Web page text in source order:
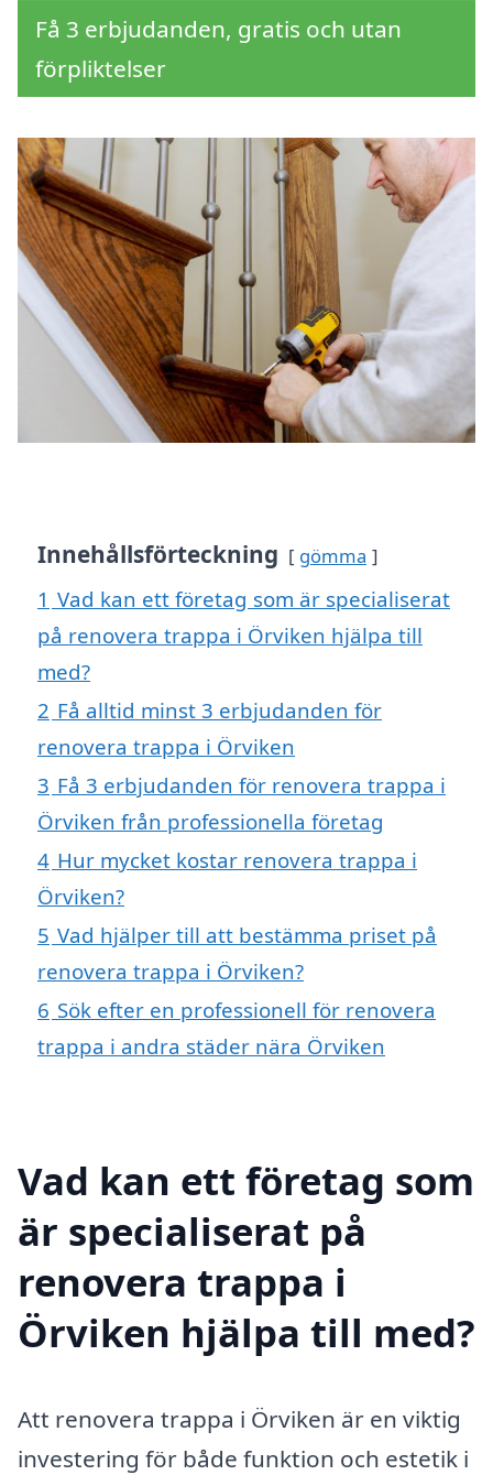
Få 3 erbjudanden, gratis och utan
förpliktelser
Innehållsförteckning gömma
1 Vad kan ett företag som är specialiserat
på renovera trappa i Örviken hjälpa till
med?
2 Få alltid minst 3 erbjudanden för
renovera trappa i Örviken
3 Få 3 erbjudanden för renovera trappa i
Örviken från professionella företag
4 Hur mycket kostar renovera trappa i
Örviken?
5 Vad hjälper till att bestämma priset på
renovera trappa i Örviken?
6 Sök efter en professionell för renovera
trappa i andra städer nära Örviken
Vad kan ett företag som
är specialiserat på
renovera trappa i
Örviken hjälpa till med?
Att renovera trappa i Örviken är en viktig
investering för både funktion och estetik i